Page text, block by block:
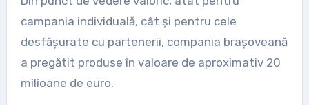
campania individuală, cât și pentru cele
desfășurate cu partenerii, compania brașoveană
a pregătit produse în valoare de aproximativ 20
milioane de euro.